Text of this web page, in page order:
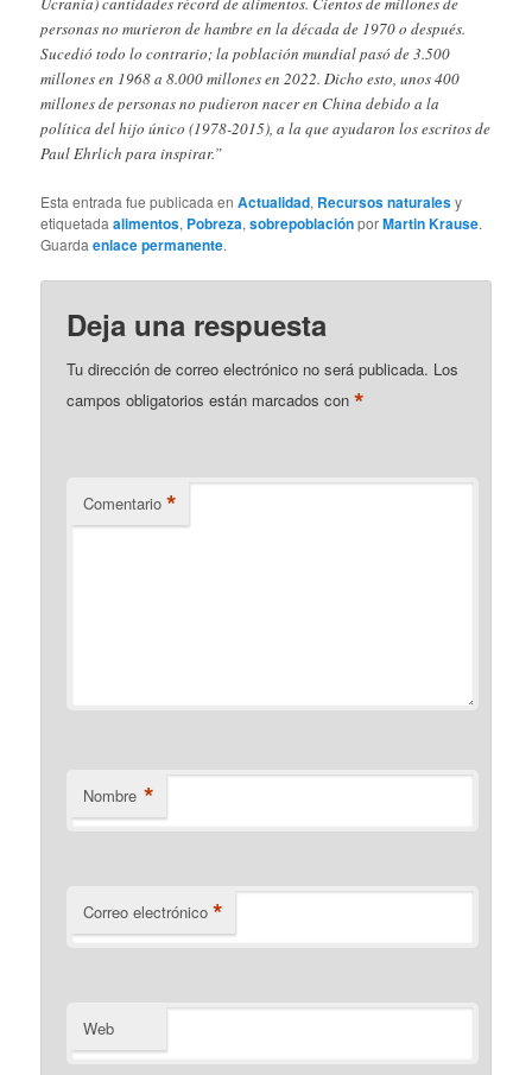
personas no murieron de hambre en la década de 1970 o después.
Sucedió todo lo contrario; la población mundial pasó de 3.500
millones en 1968 a 8.000 millones en 2022. Dicho esto, unos 400
millones de personas no pudieron nacer en China debido a la
política del hijo único (1978-2015), a la que ayudaron los escritos de
Paul Ehrlich para inspirar.”
Esta entrada fue publicada enActualidad, Recursos naturalesy
etiquetadaalimentos, Pobreza,sobrepoblaciónporMartin Krause.
Guardaenlace permanente.
Deja una respuesta
Tu dirección de correo electrónico no será publicada. Los
campos obligatorios están marcados con*
Comentario *
Nombre *
Correo electrónico *
Web